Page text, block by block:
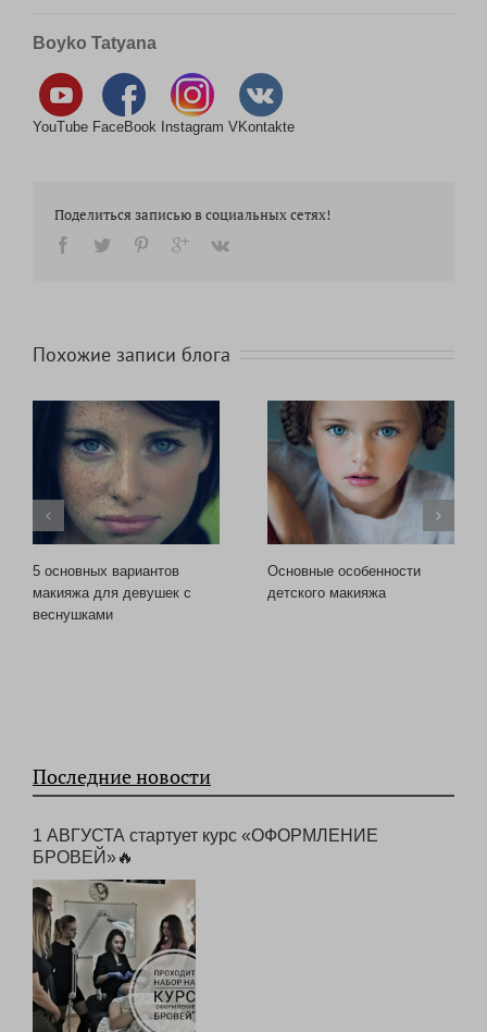
Boyko Tatyana
YouTube FaceBook Instagram VKontakte
Поделиться записью в социальных сетях!
Похожие записи блога
5 основных вариантов
макияжа для девушек с
веснушками
Основные особенности
детского макияжа
Последние новости
1 АВГУСТА стартует курс «ОФОРМЛЕНИЕ
БРОВЕЙ»🔥